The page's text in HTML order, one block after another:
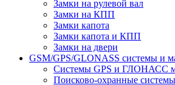
Замки на рулевой вал
Замки на КПП
Замки капота
Замки капота и КПП
Замки на двери
GSM/GPS/GLONASS системы и
Системы GPS и ГЛОНАСС
Поисково-охранные системы